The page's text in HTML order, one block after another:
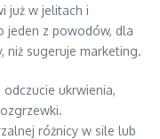
już w jelitach i
jeden z powodów, dla
niż sugeruje marketing.
odczucie ukrwienia,
różnicy w sile lub